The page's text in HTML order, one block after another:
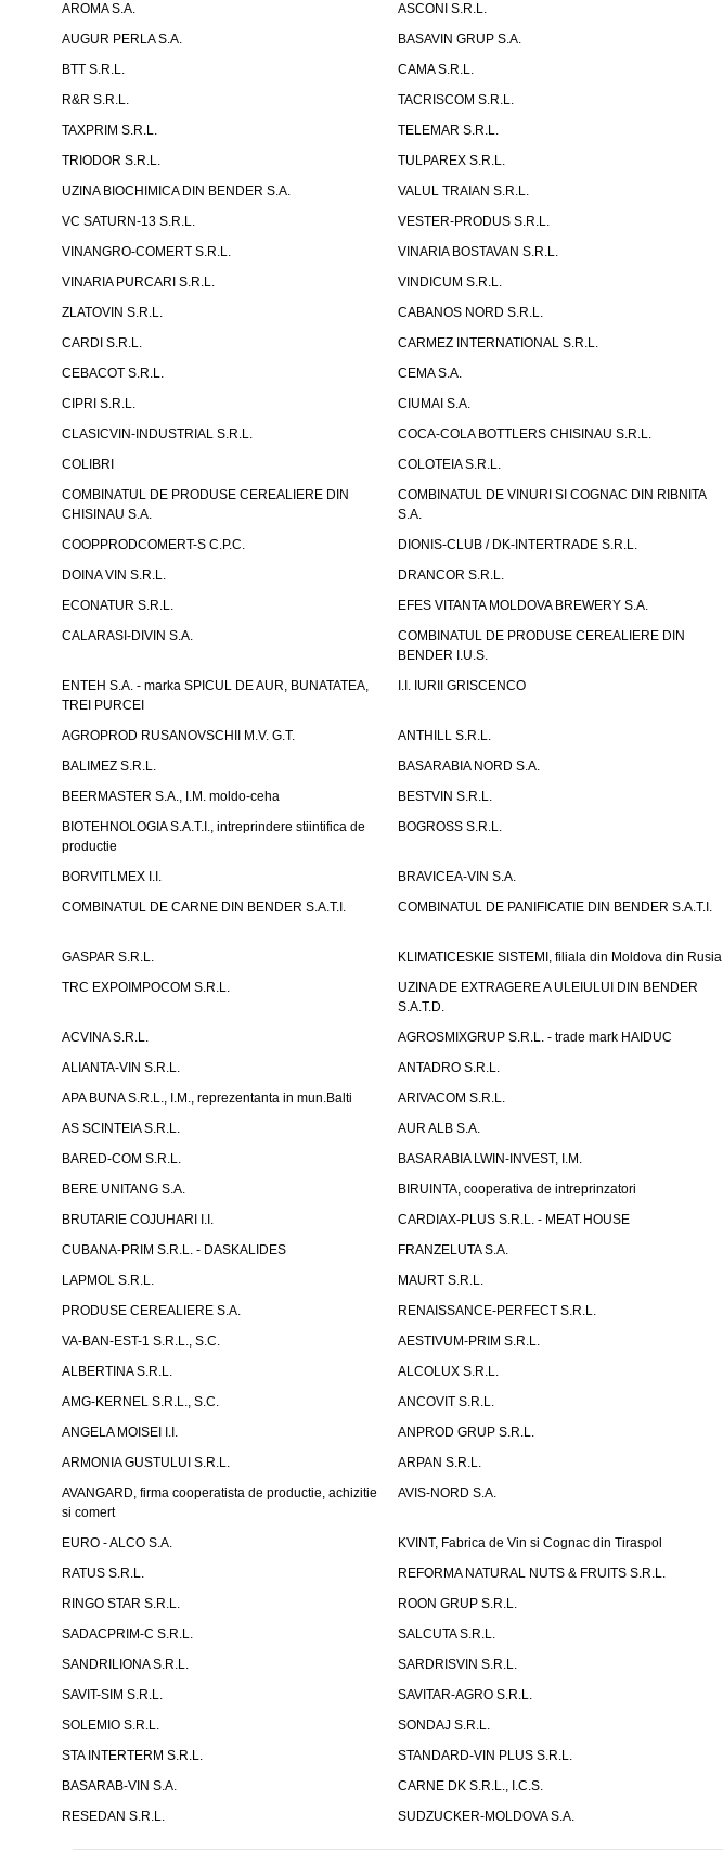
AROMA S.A.
ASCONI S.R.L.
AUGUR PERLA S.A.
BASAVIN GRUP S.A.
BTT S.R.L.
CAMA S.R.L.
R&R S.R.L.
TACRISCOM S.R.L.
TAXPRIM S.R.L.
TELEMAR S.R.L.
TRIODOR S.R.L.
TULPAREX S.R.L.
UZINA BIOCHIMICA DIN BENDER S.A.
VALUL TRAIAN S.R.L.
VC SATURN-13 S.R.L.
VESTER-PRODUS S.R.L.
VINANGRO-COMERT S.R.L.
VINARIA BOSTAVAN S.R.L.
VINARIA PURCARI S.R.L.
VINDICUM S.R.L.
ZLATOVIN S.R.L.
CABANOS NORD S.R.L.
CARDI S.R.L.
CARMEZ INTERNATIONAL S.R.L.
CEBACOT S.R.L.
CEMA S.A.
CIPRI S.R.L.
CIUMAI S.A.
CLASICVIN-INDUSTRIAL S.R.L.
COCA-COLA BOTTLERS CHISINAU S.R.L.
COLIBRI
COLOTEIA S.R.L.
COMBINATUL DE PRODUSE CEREALIERE DIN
CHISINAU S.A.
COMBINATUL DE VINURI SI COGNAC DIN RIBNITA
S.A.
COOPPRODCOMERT-S C.P.C. DIONIS-CLUB / DK-INTERTRADE S.R.L.
DOINA VIN S.R.L.
DRANCOR S.R.L.
ECONATUR S.R.L.
EFES VITANTA MOLDOVA BREWERY S.A.
CALARASI-DIVIN S.A.
COMBINATUL DE PRODUSE CEREALIERE DIN
BENDER I.U.S.
ENTEH S.A. - marka SPICUL DE AUR, BUNATATEA,
TREI PURCEI
I.I. IURII GRISCENCO
AGROPROD RUSANOVSCHII M.V. G.T. ANTHILL S.R.L.
BALIMEZ S.R.L.
BASARABIA NORD S.A.
BEERMASTER S.A., I.M. moldo-ceha
BESTVIN S.R.L.
BIOTEHNOLOGIA S.A.T.I., intreprindere stiintifica de
productie
BOGROSS S.R.L.
BORVITLMEX I.I. BRAVICEA-VIN S.A.
COMBINATUL DE CARNE DIN BENDER S.A.T.I.
COMBINATUL DE PANIFICATIE DIN BENDER S.A.T.I.
GASPAR S.R.L.
KLIMATICESKIE SISTEMI, filiala din Moldova din Rusia
TRC EXPOIMPOCOM S.R.L.
UZINA DE EXTRAGERE A ULEIULUI DIN BENDER
S.A.T.D.
ACVINA S.R.L. AGROSMIXGRUP S.R.L. - trade mark HAIDUC
ALIANTA-VIN S.R.L.
ANTADRO S.R.L.
APA BUNA S.R.L., I.M., reprezentanta in mun.Balti
ARIVACOM S.R.L.
AS SCINTEIA S.R.L.
AUR ALB S.A.
BARED-COM S.R.L.
BASARABIA LWIN-INVEST, I.M.
BERE UNITANG S.A.
BIRUINTA, cooperativa de intreprinzatori
BRUTARIE COJUHARI I.I.
CARDIAX-PLUS S.R.L. - MEAT HOUSE
CUBANA-PRIM S.R.L. - DASKALIDES
FRANZELUTA S.A.
LAPMOL S.R.L.
MAURT S.R.L.
PRODUSE CEREALIERE S.A.
RENAISSANCE-PERFECT S.R.L.
VA-BAN-EST-1 S.R.L., S.C.
AESTIVUM-PRIM S.R.L.
ALBERTINA S.R.L.
ALCOLUX S.R.L.
AMG-KERNEL S.R.L., S.C.
ANCOVIT S.R.L.
ANGELA MOISEI I.I.
ANPROD GRUP S.R.L.
ARMONIA GUSTULUI S.R.L.
ARPAN S.R.L.
AVANGARD, firma cooperatista de productie, achizitie
si comert
AVIS-NORD S.A.
EURO - ALCO S.A. KVINT, Fabrica de Vin si Cognac din Tiraspol
RATUS S.R.L.
REFORMA NATURAL NUTS & FRUITS S.R.L.
RINGO STAR S.R.L.
ROON GRUP S.R.L.
SADACPRIM-C S.R.L.
SALCUTA S.R.L.
SANDRILIONA S.R.L.
SARDRISVIN S.R.L.
SAVIT-SIM S.R.L.
SAVITAR-AGRO S.R.L.
SOLEMIO S.R.L.
SONDAJ S.R.L.
STA INTERTERM S.R.L.
STANDARD-VIN PLUS S.R.L.
BASARAB-VIN S.A.
CARNE DK S.R.L., I.C.S.
RESEDAN S.R.L.
SUDZUCKER-MOLDOVA S.A.